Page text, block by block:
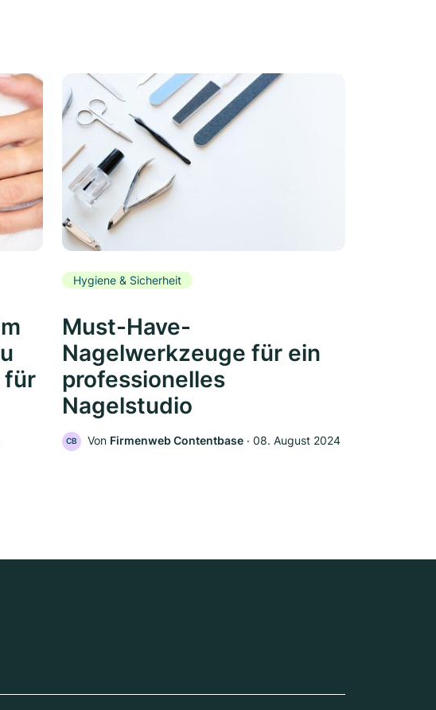
für
Hygiene & Sicherheit
Must-Have-
Nagelwerkzeuge für ein
professionelles
Nagelstudio
CB Von Firmenweb Contentbase ‧ 08. August 2024